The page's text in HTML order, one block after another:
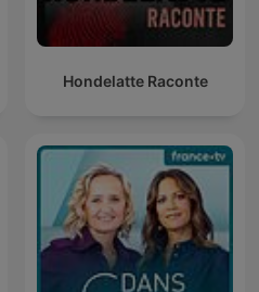
Hondelatte Raconte